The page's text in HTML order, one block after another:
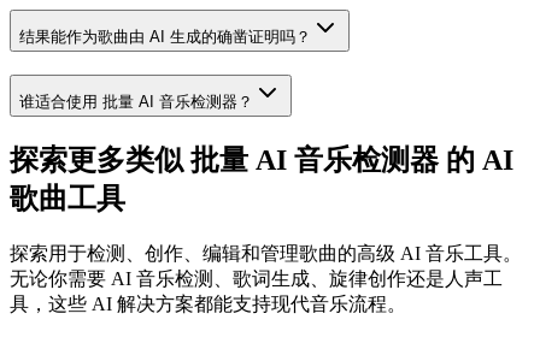
结果能作为歌曲由 AI 生成的确凿证明吗？
谁适合使用 批量 AI 音乐检测器？
探索更多类似 批量 AI 音乐检测器 的 AI
歌曲工具
探索用于检测、创作、编辑和管理歌曲的高级 AI 音乐工具。
无论你需要 AI 音乐检测、歌词生成、旋律创作还是人声工
具，这些 AI 解决方案都能支持现代音乐流程。